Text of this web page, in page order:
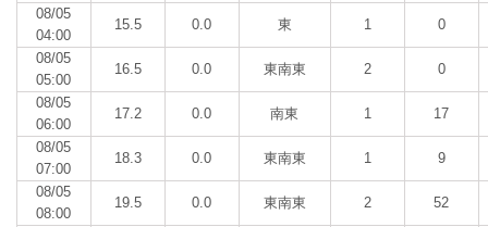
08/05
04:00
15.5 0.0 東 1 0
08/05
05:00
16.5 0.0 東南東 2 0
08/05
06:00
17.2 0.0 南東 1 17
08/05
07:00
18.3 0.0 東南東 1 9
08/05
08:00
19.5 0.0 東南東 2 52